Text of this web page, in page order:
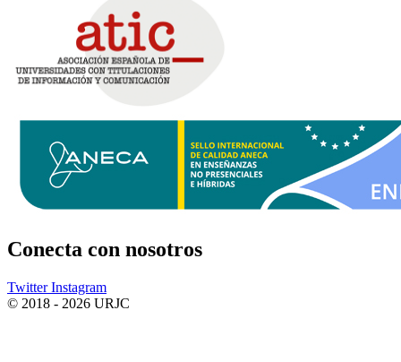
Conecta con nosotros
Twitter Instagram
© 2018 - 2026 URJC